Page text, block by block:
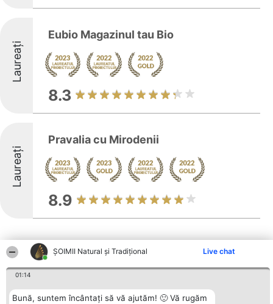
ȘOIMII Natural și Tradițional Live chat
01:14
Bună, suntem încântați să vă ajutăm! 🙂 Vă rugăm
Laureați
Eubio Magazinul tau Bio
8.3
Laureați
Pravalia cu Mirodenii
8.9
Alte firme din zonă